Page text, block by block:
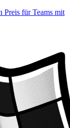
Preis für Teams mit